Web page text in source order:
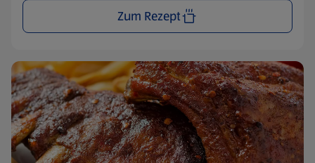
Zum Rezept